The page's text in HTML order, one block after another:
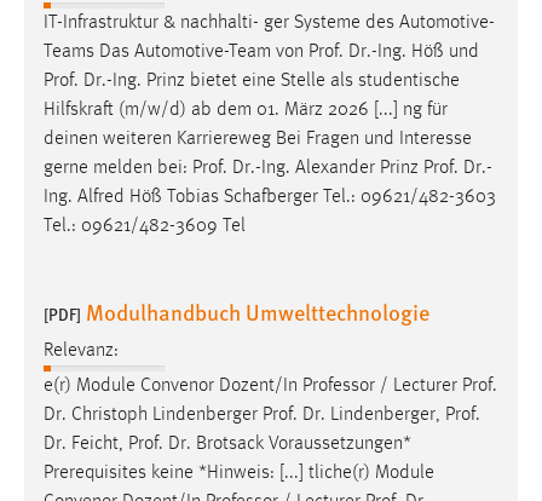
IT-Infrastruktur & nachhalti- ger Systeme des Automotive-
Teams Das Automotive-Team von Prof. Dr.-Ing. Höß und
Prof. Dr.-Ing. Prinz bietet eine Stelle als studentische
Hilfskraft (m/w/d) ab dem 01. März 2026 [...] ng für
deinen weiteren Karriereweg Bei Fragen und Interesse
gerne melden bei: Prof. Dr.-Ing. Alexander Prinz Prof. Dr.-
Ing. Alfred Höß Tobias Schafberger Tel.: 09621/482-3603
Tel.: 09621/482-3609 Tel
[PDF] Modulhandbuch Umwelttechnologie
Relevanz:
e(r) Module Convenor Dozent/In Professor / Lecturer Prof.
Dr. Christoph Lindenberger Prof. Dr. Lindenberger, Prof.
Dr. Feicht, Prof. Dr. Brotsack Voraussetzungen*
Prerequisites keine *Hinweis: [...] tliche(r) Module
Statistik Cookies erfassen Informationen anonym.
Diese Informationen helfen uns zu verstehen, wie
unsere Besucher unsere Website nutzen.
Matomo
Name:
_pk_ref, _pk_cvar, _pk_id, _pk_ses
Cookie Laufzeit:
Max. 13 Monate
MARKETING
Marketing Cookies werden von Drittanbietern